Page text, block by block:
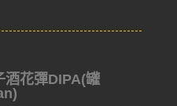
花彈DIPA(罐